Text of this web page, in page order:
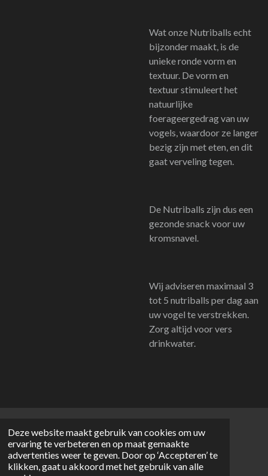
Deze website maakt gebruik van cookies om uw
ervaring te verbeteren en op maat gemaakte
advertenties weer te geven. Door op ‘Accepteren’ te
klikken, gaat u akkoord met het gebruik van alle
Wat onze Nutriballs echt
bijzonder maakt, is de
unieke ronde vorm en
textuur. De vorm en
textuur stimuleert het
natuurlijke
foerageergedrag van uw
vogels, waardoor ze langer
bezig zijn met eten, en dit
gaat verveling tegen.
De Nutriballs zijn dus een
gezonde snack voor uw
kromsnavel.
Wij adviseren maximaal 3
tot 5 nutriballs per dag aan
uw vogel te verstrekken.
Zorg altijd voor vers
drinkwater.
© 2026 The Parrot Lounge
Powered by JouwWeb